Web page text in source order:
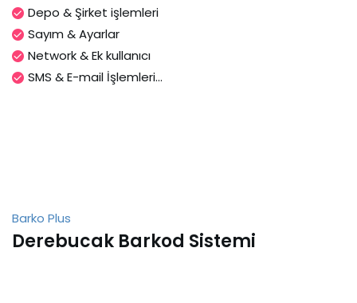
Depo & Şirket işlemleri
Sayım & Ayarlar
Network & Ek kullanıcı
SMS & E-mail İşlemleri...
Barko Plus
Derebucak Barkod Sistemi